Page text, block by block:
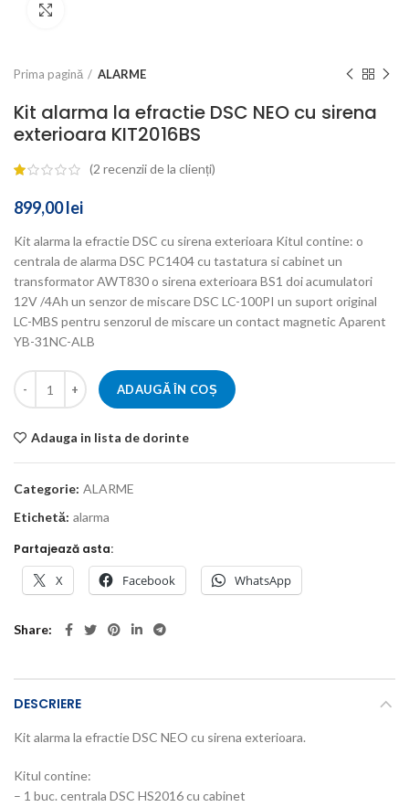
Prima pagină ALARME
Kit alarma la efractie DSC NEO cu sirena
exterioara KIT2016BS
(2 recenzii de la clienți)
899,00lei
Kit alarma la efractie DSC cu sirena exterioara Kitul contine: o
centrala de alarma DSC PC1404 cu tastatura si cabinet un
transformator AWT830 o sirena exterioara BS1 doi acumulatori
12V /4Ah un senzor de miscare DSC LC-100PI un suport original
LC-MBS pentru senzorul de miscare un contact magnetic Aparent
YB-31NC-ALB
ADAUGĂ ÎN COȘ
Adauga in lista de dorinte
Categorie: ALARME
Etichetă: alarma
Partajează asta:
X Facebook WhatsApp
Share
DESCRIERE
Kit alarma la efractie DSC NEO cu sirena exterioara.
Kitul contine:
– 1 buc. centrala DSC HS2016 cu cabinet